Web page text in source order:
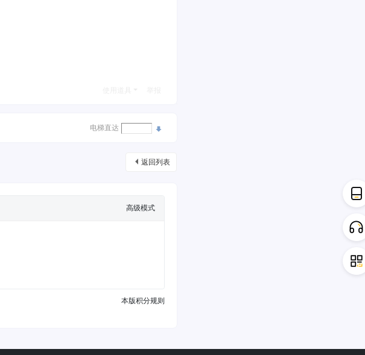
电梯直达
返回列表
高级模式
本版积分规则